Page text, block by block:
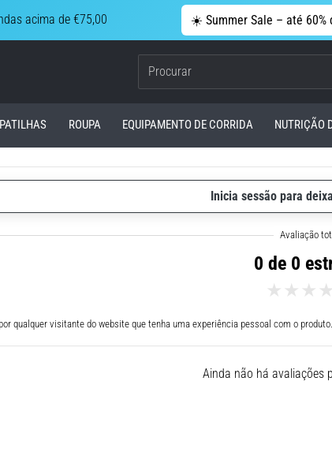
acima de €75,00 ☀️ Summer Sale – até 60%
ROUPA EQUIPAMENTO DE CORRIDA NUTRIÇÃO
Inicia sessão para
0 de 0
qualquer visitante do website que tenha uma experiência pessoal com o
Ainda não há avaliações